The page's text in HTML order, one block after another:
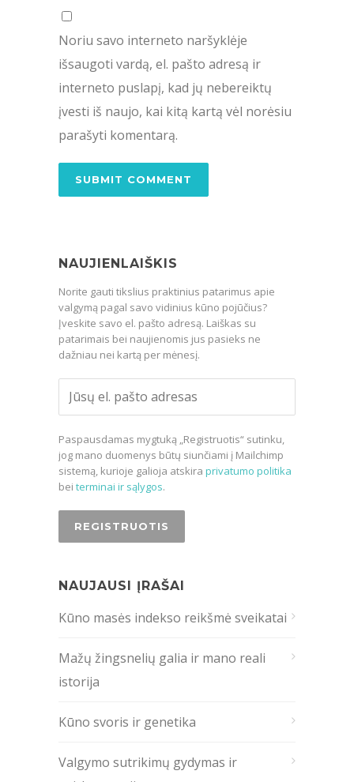
Noriu savo interneto naršyklėje
išsaugoti vardą, el. pašto adresą ir
interneto puslapį, kad jų nebereiktų
įvesti iš naujo, kai kitą kartą vėl norėsiu
parašyti komentarą.
NAUJIENLAIŠKIS
Norite gauti tikslius praktinius patarimus apie
valgymą pagal savo vidinius kūno pojūčius?
Įveskite savo el. pašto adresą. Laiškas su
patarimais bei naujienomis jus pasieks ne
dažniau nei kartą per mėnesį.
Paspausdamas mygtuką „Registruotis“ sutinku,
jog mano duomenys būtų siunčiami į Mailchimp
sistemą, kurioje galioja atskira privatumo politika
bei terminai ir sąlygos.
NAUJAUSI ĮRAŠAI
Kūno masės indekso reikšmė sveikatai
Mažų žingsnelių galia ir mano reali
istorija
Kūno svoris ir genetika
Valgymo sutrikimų gydymas ir